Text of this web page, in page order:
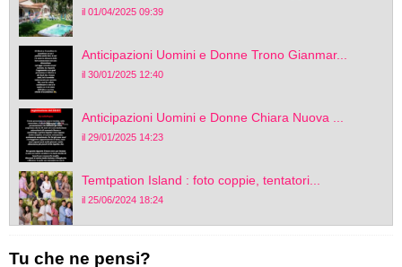
il 01/04/2025 09:39
Anticipazioni Uomini e Donne Trono Gianmar...
il 30/01/2025 12:40
Anticipazioni Uomini e Donne Chiara Nuova ...
il 29/01/2025 14:23
Temtpation Island : foto coppie, tentatori...
il 25/06/2024 18:24
Tu che ne pensi?